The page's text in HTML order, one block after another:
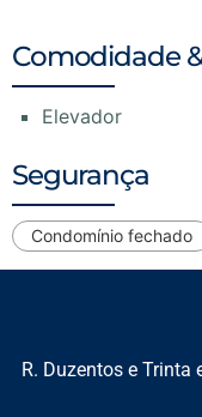
Comodidade
Elevador
Segurança
Condomínio fechado
R. Duzentos e Trinta